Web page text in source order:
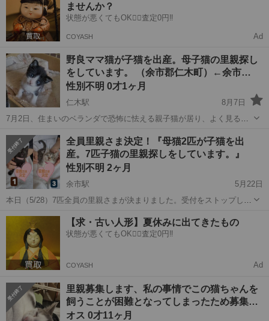
ませんか？
状態が悪くてもOK🙆‍♀️査定0円‼️
COYASH Ad
野良ママ猫が子猫を出産。母子猫の里親探し
をしています。 （余市郡仁木町）←余市…
性別不明 0才1ヶ月
仁木駅
8月7日
7月2日、住まいのベランダで恐怖に怯える親子猫が居り、よく見ると
てて段ボールを用意し、二匹を部屋に招き入れました。箱の中の母猫
は安堵の顔をして大人しく横たわり、疲...
北海道 余市郡 仁木駅 猫 ワクチン
全員里親さま決定！『母猫2匹が子猫を出
産。7匹子猫の里親探しをしています。』
性別不明 2ヶ月
余市駅
5月22日
本日（5/28）7匹全員の里親さまが決まりました。受付をストップした
方、応援してくださった方、たくさんの方に支えて頂きました。あり
がとうございました。5月いっぱいで...
北海道 余市郡 余市駅 猫 しっぽ
【求・古い人形】夏休みに出てきたもの
状態が悪くてもOK🙆‍♀️査定0円‼️
COYASH Ad
里親募集します、私の事情でこの猫ちゃんを
飼うことが困難となってしまったため募集…
オス 0才11ヶ月